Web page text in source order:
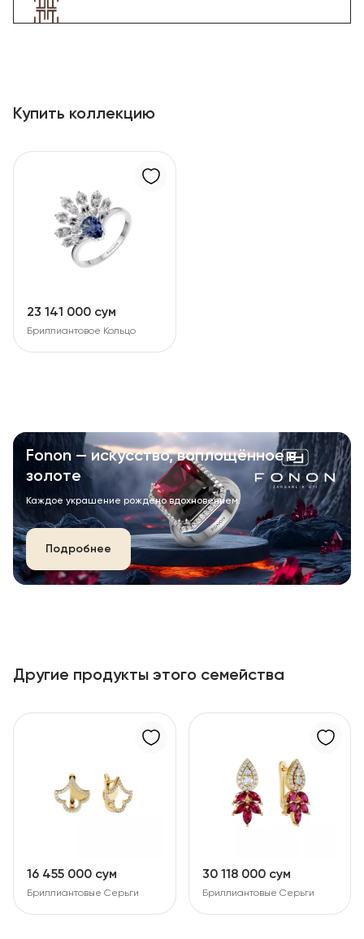
Купить коллекцию
23 141 000 сум
Бриллиантовое Кольцо
Fonon — искусство, воплощённое в
золоте
Каждое украшение рождено вдохновением.
Подробнее
Другие продукты этого семейства
16 455 000 сум
Бриллиантовые Серьги
30 118 000 сум
Бриллиантовые Серьги